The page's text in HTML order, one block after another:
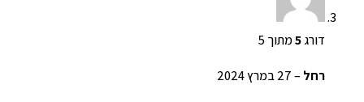
דורג5מתוך 5
רחל– 27 במרץ 2024